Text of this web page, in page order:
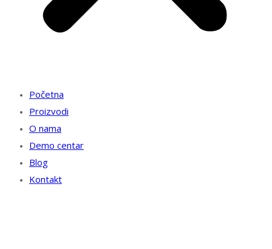
Početna
Proizvodi
O nama
Demo centar
Blog
Kontakt